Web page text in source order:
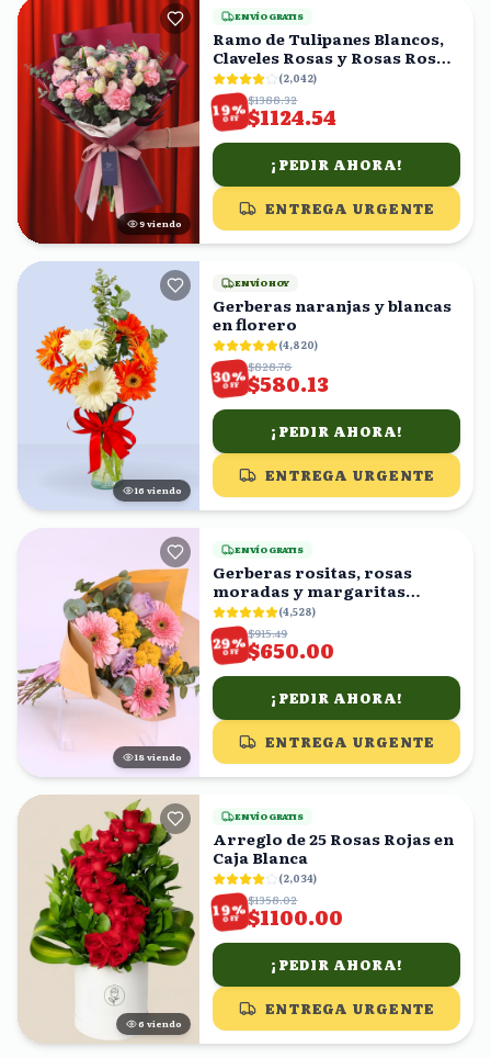
10 viendo
ENVÍO GRATIS
Ramo de Tulipanes Blancos,
Claveles Rosas y Rosas Rosas
con Eucalipto
(2,042)
19%
OFF
$1388.32
$1124.54
¡PEDIR AHORA!
ENTREGA URGENTE
15 viendo
ENVÍO HOY
Gerberas naranjas y blancas
en florero
(4,820)
30%
OFF
$828.76
$580.13
¡PEDIR AHORA!
ENTREGA URGENTE
19 viendo
ENVÍO GRATIS
Gerberas rositas, rosas
moradas y margaritas
amarillas en ramo
(4,528)
29%
OFF
$915.49
$650.00
¡PEDIR AHORA!
ENTREGA URGENTE
6 viendo
ENVÍO GRATIS
Arreglo de 25 Rosas Rojas en
Caja Blanca
(2,034)
19%
OFF
$1358.02
$1100.00
¡PEDIR AHORA!
ENTREGA URGENTE